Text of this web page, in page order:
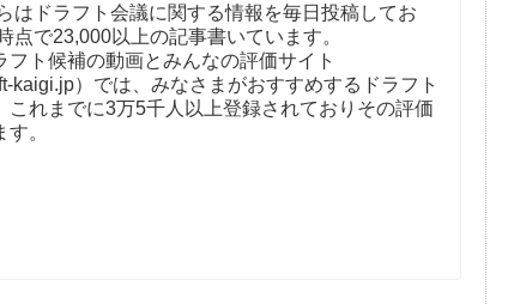
はドラフト会議に関する情報を毎日投稿してお
点で23,000以上の記事書いています。
ト候補の動画とみんなの評価サイト
kaigi.jp）では、みなさまがおすすめするドラフト
これまでに3万5千人以上登録されておりその評価
。